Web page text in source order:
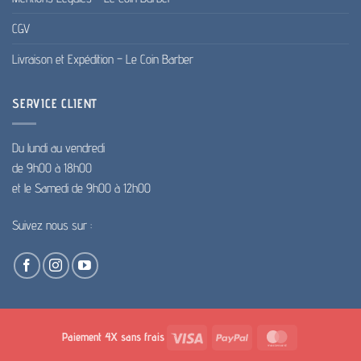
CGV
Livraison et Expédition – Le Coin Barber
SERVICE CLIENT
Du lundi au vendredi
de 9h00 à 18h00
et le Samedi de 9h00 à 12h00
Suivez nous sur :
Paiement 4X sans frais Visa PayPal